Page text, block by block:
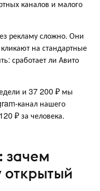
каналов и малого
рекламу сложно. Они
на стандартные
сработает ли Авито
и 37 200 ₽ мы
канал нашего
₽ за человека.
зачем
открытый